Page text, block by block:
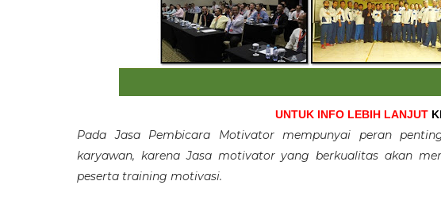
UNTUK INFO LEBIH LANJUT
Pada Jasa Pembicara Motivator mempunyai peran
karyawan, karena Jasa motivator yang berkualitas akan
peserta training motivasi.